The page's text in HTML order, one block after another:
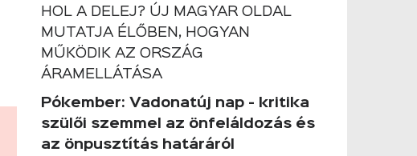
HOL A DELEJ? ÚJ MAGYAR OLDAL
MUTATJA ÉLŐBEN, HOGYAN
MŰKÖDIK AZ ORSZÁG
ÁRAMELLÁTÁSA
Pókember: Vadonatúj nap - kritika
szülői szemmel az önfeláldozás és
az önpusztítás határáról